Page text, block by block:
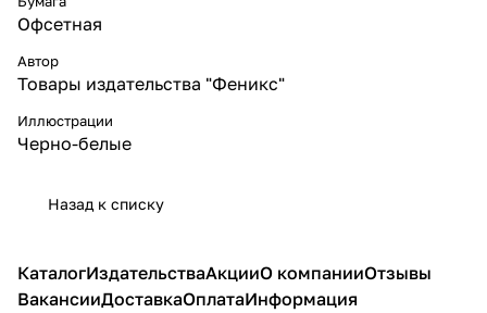
Офсетная
Автор
Товары издательства "Феникс"
Иллюстрации
Черно-белые
Назад к списку
КаталогИздательстваАкцииО компанииОтзывы
ВакансииДоставкаОплатаИнформация